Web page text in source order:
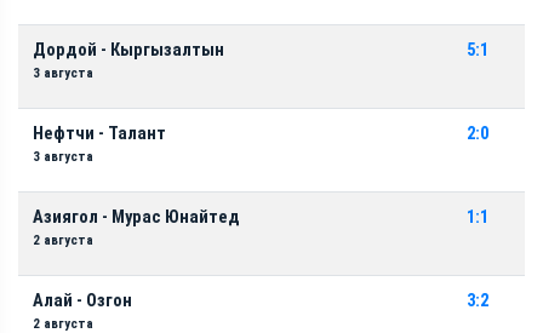
Дордой - Кыргызалтын
3 августа
5:1
Нефтчи - Талант
3 августа
2:0
Азиягол - Мурас Юнайтед
2 августа
1:1
Алай - Озгон
2 августа
3:2